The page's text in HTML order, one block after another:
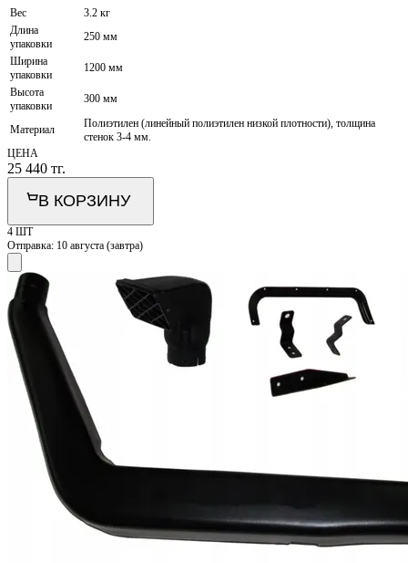
Вес
3.2 кг
Длина
упаковки
250 мм
Ширина
упаковки
1200 мм
Высота
упаковки
300 мм
Материал
Полиэтилен (линейный полиэтилен низкой плотности), толщина
стенок 3-4 мм.
ЦЕНА
25 440 тг.
В КОРЗИНУ
4 ШТ
Отправка: 10 августа (завтра)